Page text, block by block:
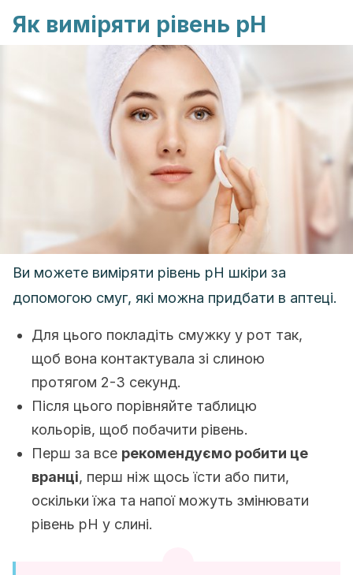
Як виміряти рівень рН
Ви можете виміряти рівень рН шкіри за
допомогою смуг, які можна придбати в аптеці.
Для цього покладіть смужку у рот так,
щоб вона контактувала зі слиною
протягом 2-3 секунд.
Після цього порівняйте таблицю
кольорів, щоб побачити рівень.
Перш за все рекомендуємо робити це
вранці, перш ніж щось їсти або пити,
оскільки їжа та напої можуть змінювати
рівень рН у слині.